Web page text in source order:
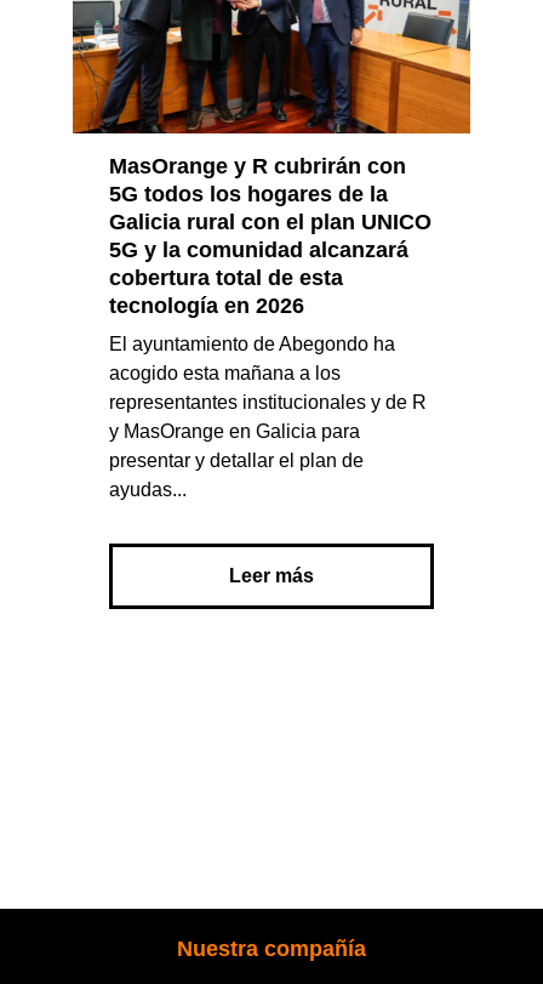
MasOrange y R cubrirán con
5G todos los hogares de la
Galicia rural con el plan UNICO
5G y la comunidad alcanzará
cobertura total de esta
tecnología en 2026
El ayuntamiento de Abegondo ha
acogido esta mañana a los
representantes institucionales y de R
y MasOrange en Galicia para
presentar y detallar el plan de
ayudas...
Leer más
Nuestra compañía